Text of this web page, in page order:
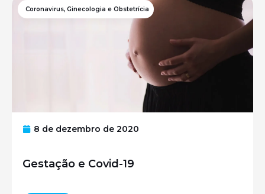
Coronavirus, Ginecologia e Obstetrícia
8 de dezembro de 2020
Gestação e Covid-19